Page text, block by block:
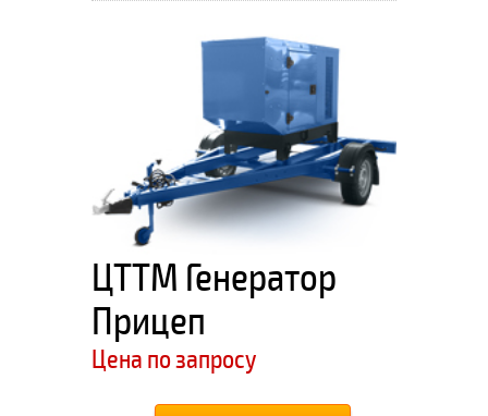
ЦТТМ Генератор
Прицеп
Цена по запросу